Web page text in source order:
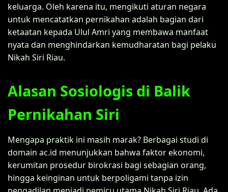
keluarga. Oleh karena itu, mengikuti aturan negara
untuk mencatatkan pernikahan adalah bagian dari
ketaatan kepada Ulul Amri yang membawa manfaat
nyata dan menghindarkan kemudharatan bagi pelaku
Nikah Siri Riau.
Alasan Sosiologis di Balik
Pernikahan Siri
Mengapa praktik ini masih marak? Berbagai studi di
domain ac.id menunjukkan bahwa faktor ekonomi,
kerumitan prosedur birokrasi bagi sebagian orang,
hingga keinginan untuk berpoligami tanpa izin